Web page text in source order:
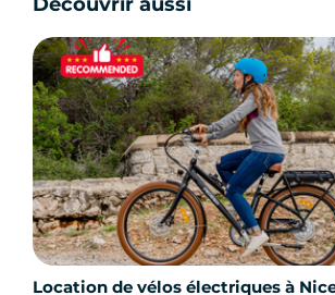
ville et la Côte d’Azur autrement.
Location de vélos électriques à